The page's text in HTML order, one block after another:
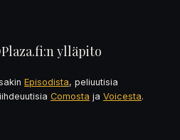
ylläpito
Episodista, peliuutisia
Comosta ja Voicesta.